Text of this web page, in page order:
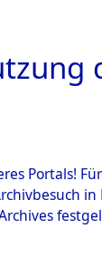
Portals!